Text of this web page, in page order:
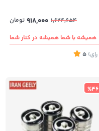
1,624,654
918,000 تومان
همیشه با شما همیشه در کنار شما
رای)
5
%46